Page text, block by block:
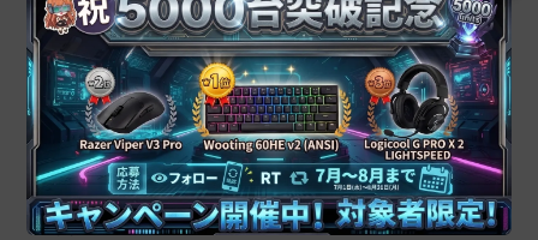
営業時間
営業日 : 月 ~ 日 (年末年始を除く)
時間 : 10:00 ~ 18:00